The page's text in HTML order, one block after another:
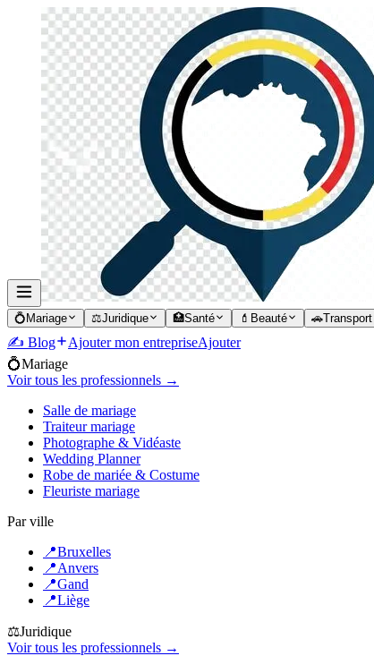
💍 Mariage ⚖️Juridique 🏥Santé 💄 Beauté 🚗Transport
✍️ Blog Ajouter mon entrepriseAjouter
💍Mariage
Voir tous les professionnels →
Salle de mariage
Traiteur mariage
Photographe & Vidéaste
Wedding Planner
Robe de mariée & Costume
Fleuriste mariage
Par ville
📍Bruxelles
📍Anvers
📍Gand
📍Liège
⚖️Juridique
Voir tous les professionnels →